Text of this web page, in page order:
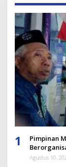
1
Pimpinan
Agustus 10,